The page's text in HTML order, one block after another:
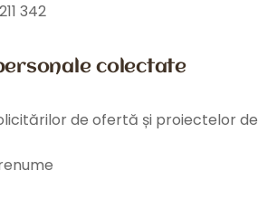
342
colectate
de ofertă și proiectelor de